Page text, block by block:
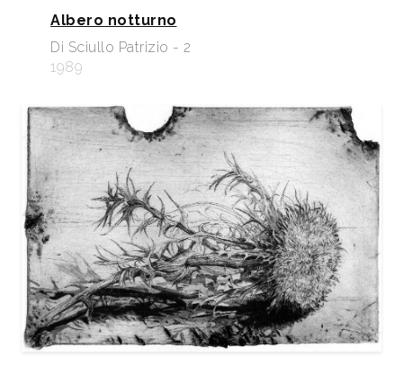
Albero notturno
Di Sciullo Patrizio - 2
1989